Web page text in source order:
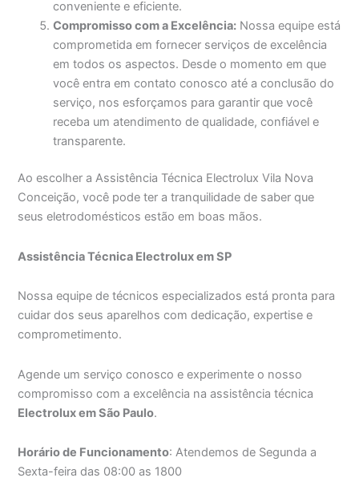
conveniente e eficiente.
Compromisso com a Excelência: Nossa equipe está
comprometida em fornecer serviços de excelência
em todos os aspectos. Desde o momento em que
você entra em contato conosco até a conclusão do
serviço, nos esforçamos para garantir que você
receba um atendimento de qualidade, confiável e
transparente.
Ao escolher a Assistência Técnica Electrolux Vila Nova
Conceição, você pode ter a tranquilidade de saber que
seus eletrodomésticos estão em boas mãos.
Assistência Técnica Electrolux em SP
Nossa equipe de técnicos especializados está pronta para
cuidar dos seus aparelhos com dedicação, expertise e
comprometimento.
Agende um serviço conosco e experimente o nosso
compromisso com a excelência na assistência técnica
Electrolux em São Paulo.
Horário de Funcionamento: Atendemos de Segunda a
Sexta-feira das 08:00 as 1800